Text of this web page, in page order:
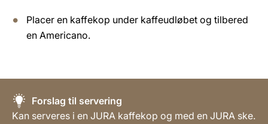
Placer en kaffekop under kaffeudløbet og tilbered
en Americano.
Forslag til servering
Kan serveres i en JURA kaffekop og med en JURA ske.